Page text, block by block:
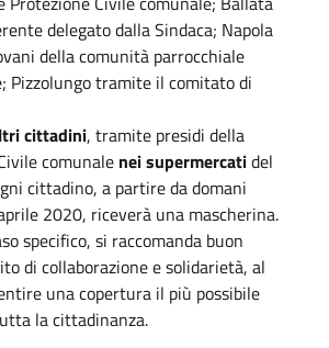
delegato dalla Sindaca; Napola
della comunità parrocchiale
Pizzolungo tramite il comitato di
cittadini, tramite presidi della
comunale nei supermercatidel
cittadino, a partire da domani
2020, riceverà una mascherina.
specifico, si raccomanda buon
di collaborazione e solidarietà, al
una copertura il più possibile
la cittadinanza.